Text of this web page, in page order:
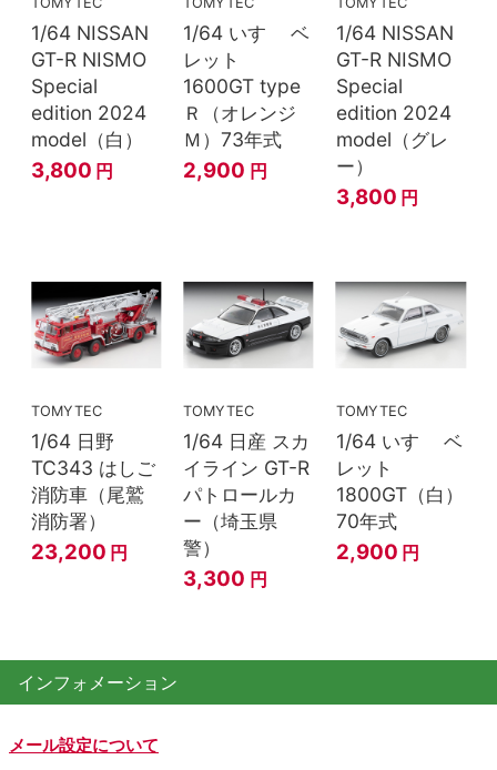
1/64 NISSAN
GT-R NISMO
Special
edition 2024
model（白）
3,800 円
1/64 いすゞ ベ
レット
1600GT type
Ｒ（オレンジ
Ｍ）73年式
2,900 円
1/64 NISSAN
GT-R NISMO
Special
edition 2024
model（グレ
ー）
3,800 円
TOMYTEC
1/64 日野
TC343 はしご
消防車（尾鷲
消防署）
23,200 円
TOMYTEC
1/64 日産 スカ
イライン GT-R
パトロールカ
ー（埼玉県
警）
3,300 円
TOMYTEC
1/64 いすゞ ベ
レット
1800GT（白）
70年式
2,900 円
インフォメーション
メール設定について